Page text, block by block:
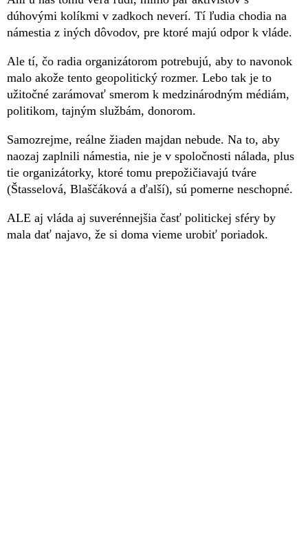
dúhovými kolíkmi v zadkoch neverí. Tí ľudia chodia na
námestia z iných dôvodov, pre ktoré majú odpor k vláde.
Ale tí, čo radia organizátorom potrebujú, aby to navonok
malo akože tento geopolitický rozmer. Lebo tak je to
užitočné zarámovať smerom k medzinárodným médiám,
politikom, tajným službám, donorom.
Samozrejme, reálne žiaden majdan nebude. Na to, aby
naozaj zaplnili námestia, nie je v spoločnosti nálada, plus
tie organizátorky, ktoré tomu prepožičiavajú tváre
(Štasselová, Blaščáková a ďalší), sú pomerne neschopné.
ALE aj vláda aj suverénnejšia časť politickej sféry by
mala dať najavo, že si doma vieme urobiť poriadok.